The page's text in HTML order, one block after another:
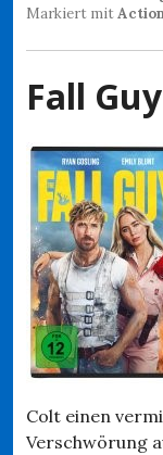
Markiert mit
Fall Guy
Colt einen
Verschwörung